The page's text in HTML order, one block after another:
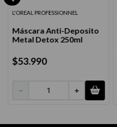
L'OREAL PROFESSIONNEL
Máscara Anti-Deposito
Metal Detox 250ml
$53.990
＋
－